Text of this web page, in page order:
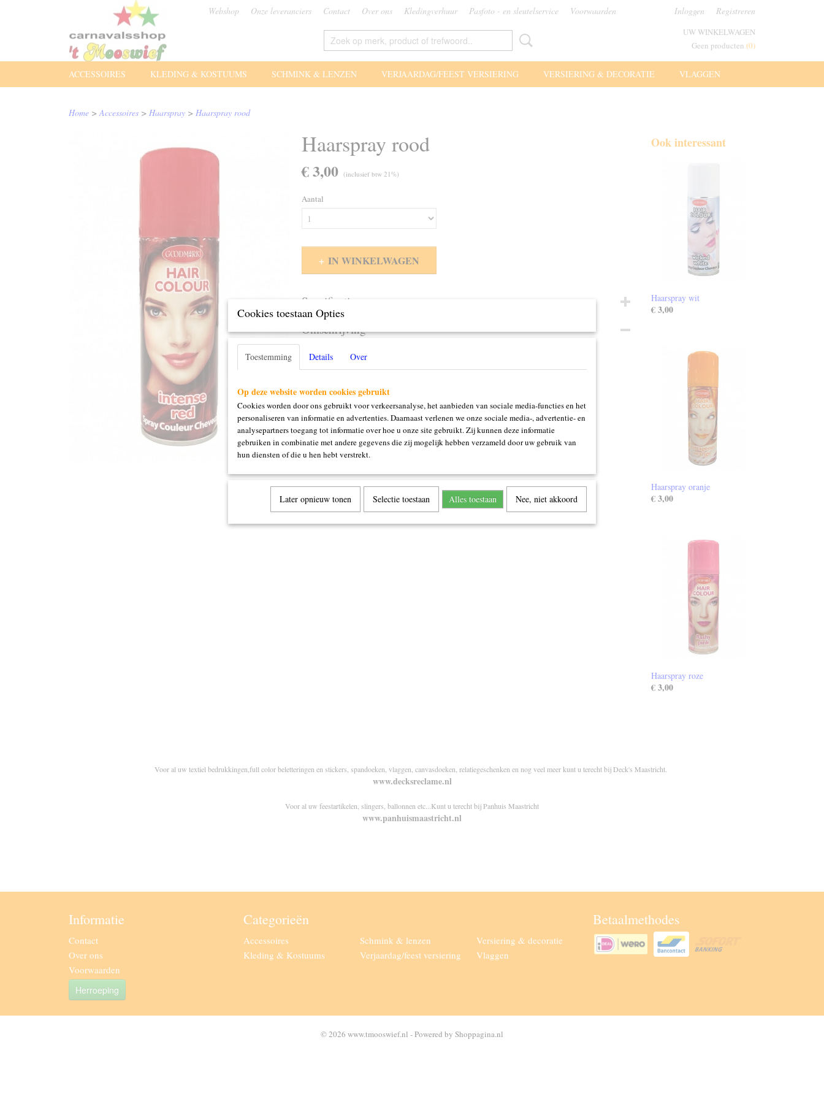
Webshop Onze leveranciers Contact Over ons Kledingverhuur Pasfoto - en sleutelservice Voorwaarden Inloggen Registreren
UW WINKELWAGEN
Geen producten (0)
ACCESSOIRES KLEDING & KOSTUUMS SCHMINK & LENZEN VERJAARDAG/FEEST VERSIERING VERSIERING & DECORATIE VLAGGEN
Home >Accessoires > Haarspray > Haarspray rood
Haarspray rood
€ 3,00 (inclusief btw 21%)
Aantal
IN WINKELWAGEN
Specificaties
Productcode
Omschrijving
Ook interessant
Haarspray wit
€ 3,00
Haarspray oranje
€ 3,00
Haarspray roze
€ 3,00
Voor al uw textiel bedrukkingen,full color beletteringen en stickers, spandoeken, vlaggen, canvasdoeken, relatiegeschenken en nog veel meer kunt u terecht bij Deck's Maastricht.
www.decksreclame.nl
Voor al uw feestartikelen, slingers, ballonnen etc...Kunt u terecht bij Panhuis Maastricht
www.panhuismaastricht.nl
Informatie
Contact
Over ons
Voorwaarden
Herroeping
Categorieën
Accessoires
Kleding & Kostuums
Schmink & lenzen
Verjaardag/feest versiering
Versiering & decoratie
Vlaggen
Betaalmethodes
© 2026 www.tmooswief.nl - Powered by Shoppagina.nl
Cookies toestaan Opties
Toestemming Details Over
Op deze website worden cookies gebruikt
Cookies worden door ons gebruikt voor verkeersanalyse, het aanbieden van sociale media-functies en het
personaliseren van informatie en advertenties. Daarnaast verlenen we onze sociale media-, advertentie- en
analysepartners toegang tot informatie over hoe u onze site gebruikt. Zij kunnen deze informatie
gebruiken in combinatie met andere gegevens die zij mogelijk hebben verzameld door uw gebruik van
hun diensten of die u hen hebt verstrekt.
Later opnieuw tonen Selectie toestaan Alles toestaan Nee, niet akkoord